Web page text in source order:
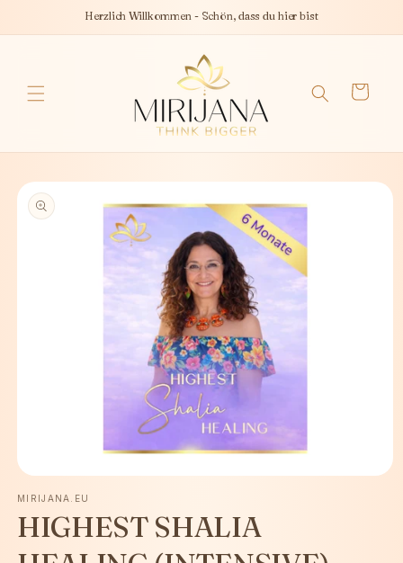
Inhalt
Herzlich Willkommen - Schön, dass du hier bist
Warenkorb
in
Modal
MIRIJANA.EU
HIGHEST SHALIA